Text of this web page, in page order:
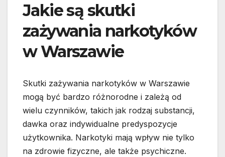
Jakie są skutki
zażywania narkotyków
w Warszawie
Skutki zażywania narkotyków w Warszawie
mogą być bardzo różnorodne i zależą od
wielu czynników, takich jak rodzaj substancji,
dawka oraz indywidualne predyspozycje
użytkownika. Narkotyki mają wpływ nie tylko
na zdrowie fizyczne, ale także psychiczne.